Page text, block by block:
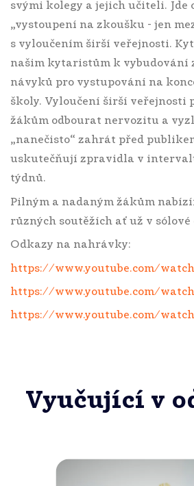
svými kolegy a jejich učiteli. Jde
„vystoupení na zkoušku - jen
s vyloučením širší veřejnosti.
našim kytaristům k vybudování
návyků pro vystupování na
školy. Vyloučení širší veřejnosti
žákům odbourat nervozitu a
„nanečisto“ zahrát před
uskutečňují zpravidla v
týdnů.
Pilným a nadaným žákům
různých soutěžích ať už v
Odkazy na nahrávky:
https://www.youtube.com/
https://www.youtube.com/
https://www.youtube.com/
Vyučující v